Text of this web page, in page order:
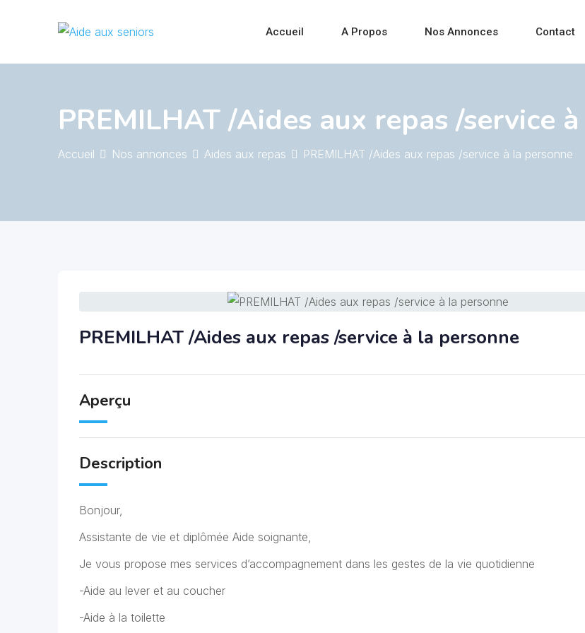
Accueil A Propos Nos Annonces Contact
PREMILHAT /Aides aux repas /service
Accueil Nos annonces Aides aux repas PREMILHAT /Aides aux repas /service à la personne
PREMILHAT /Aides aux repas /service à la personne
Aperçu
Description
Bonjour,
Assistante de vie et diplômée Aide soignante,
Je vous propose mes services d’accompagnement dans les gestes de la vie quotidienne
-Aide au lever et au coucher
-Aide à la toilette